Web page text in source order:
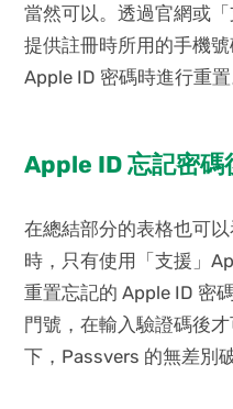
當然可以。透過官網或
提供註冊時所用的手機
Apple ID 密碼時進行重置
Apple ID 忘記密碼
在總結部分的表格也可
時，只有使用「支援」
重置忘記的 Apple ID 密
門號，在輸入驗證碼後
下，Passvers 的無差別